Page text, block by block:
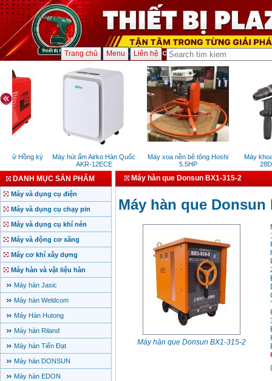
Trang chủ Menu Liên hệ
tử Hồng ký
Máy hút ẩm Airko Hàn Quốc
AKR-12ECE
Máy xoa nền bê tông Hoshi
5.5HP
Máy
DANH MỤC SẢN PHẨM
Máy và dụng cụ điện
Máy và dụng cụ chạy pin
Máy và dụng cụ khí nén
Máy và động cơ xăng
Máy cơ khí xây dựng
Máy hàn và vật liệu hàn
Máy hàn Jasic
Máy hàn Weldcom
Máy Hàn Hutong
Máy hàn Riland
Máy hàn Tiến Đạt
Máy hàn DONSUN
Máy hàn EDON
Máy hàn que Donsun BX1-315-2
Máy hàn que Donsun
Máy hàn que Donsun BX1-315-2
(